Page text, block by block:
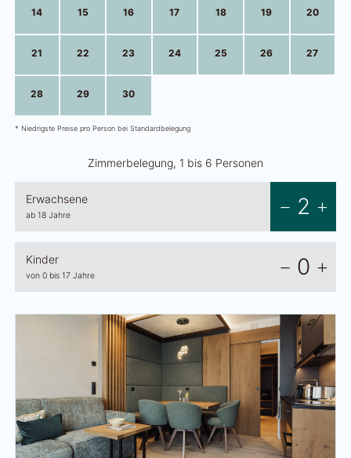
14 15 16 17 18 19 20
21 22 23 24 25 26 27
28 29 30
* Niedrigste Preise pro Person bei Standardbelegung
Zimmerbelegung, 1 bis 6 Personen
Erwachsene
ab 18 Jahre 2
Kinder
von 0 bis 17 Jahre 0